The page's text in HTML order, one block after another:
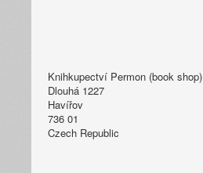
Knihkupectví Permon (book shop)
Dlouhá 1227
Havířov
736 01
Czech Republic